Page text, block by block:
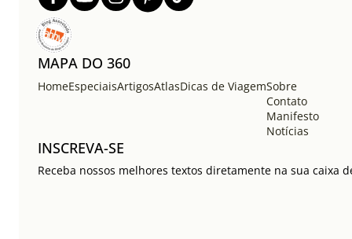
MAPA DO 360
HomeEspeciaisArtigosAtlasDicas de ViagemSobre
Contato
Manifesto
Notícias
INSCREVA-SE
Receba nossos melhores textos diretamente na sua caixa